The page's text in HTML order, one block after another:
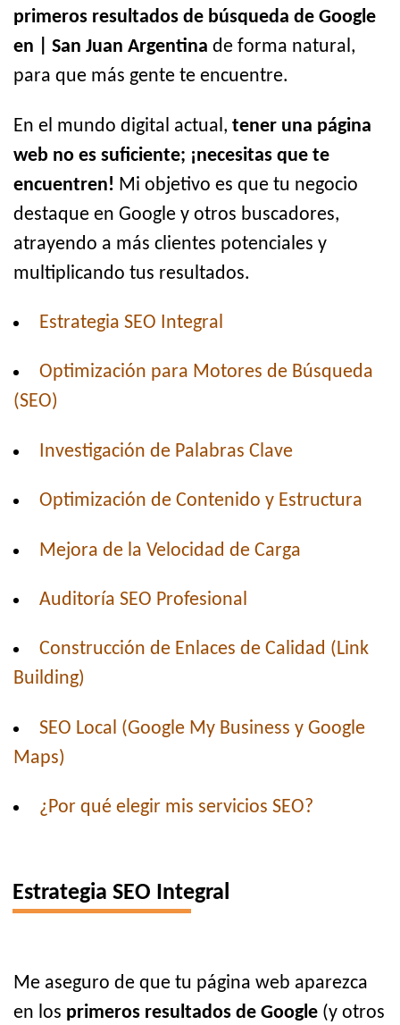
primeros resultados de búsqueda de Google
en | San Juan Argentina de forma natural,
para que más gente te encuentre.
En el mundo digital actual, tener una página
web no es suficiente; ¡necesitas que te
encuentren! Mi objetivo es que tu negocio
destaque en Google y otros buscadores,
atrayendo a más clientes potenciales y
multiplicando tus resultados.
Estrategia SEO Integral
Optimización para Motores de Búsqueda
(SEO)
Investigación de Palabras Clave
Optimización de Contenido y Estructura
Mejora de la Velocidad de Carga
Auditoría SEO Profesional
Construcción de Enlaces de Calidad (Link
Building)
SEO Local (Google My Business y Google
Maps)
¿Por qué elegir mis servicios SEO?
Estrategia SEO Integral
Me aseguro de que tu página web aparezca
en los primeros resultados de Google (y otros